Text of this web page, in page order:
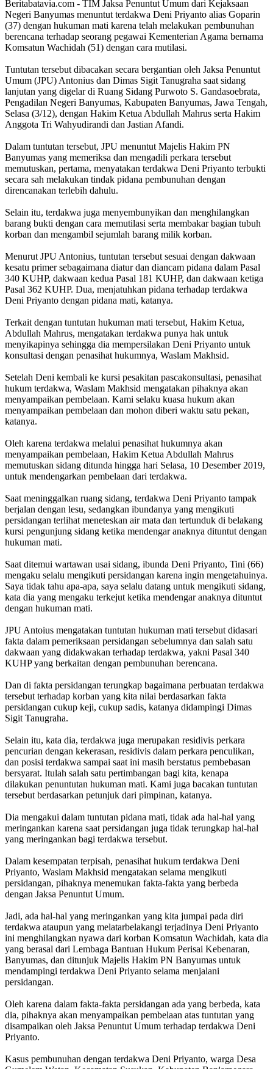
Beritabatavia.com - TIM Jaksa Penuntut Umum dari Kejaksaan
Negeri Banyumas menuntut terdakwa Deni Priyanto alias Goparin
(37) dengan hukuman mati karena telah melakukan pembunuhan
berencana terhadap seorang pegawai Kementerian Agama bernama
Komsatun Wachidah (51) dengan cara mutilasi.
Tuntutan tersebut dibacakan secara bergantian oleh Jaksa Penuntut
Umum (JPU) Antonius dan Dimas Sigit Tanugraha saat sidang
lanjutan yang digelar di Ruang Sidang Purwoto S. Gandasoebrata,
Pengadilan Negeri Banyumas, Kabupaten Banyumas, Jawa Tengah,
Selasa (3/12), dengan Hakim Ketua Abdullah Mahrus serta Hakim
Anggota Tri Wahyudirandi dan Jastian Afandi.
Dalam tuntutan tersebut, JPU menuntut Majelis Hakim PN
Banyumas yang memeriksa dan mengadili perkara tersebut
memutuskan, pertama, menyatakan terdakwa Deni Priyanto terbukti
secara sah melakukan tindak pidana pembunuhan dengan
direncanakan terlebih dahulu.
Selain itu, terdakwa juga menyembunyikan dan menghilangkan
barang bukti dengan cara memutilasi serta membakar bagian tubuh
korban dan mengambil sejumlah barang milik korban.
Menurut JPU Antonius, tuntutan tersebut sesuai dengan dakwaan
kesatu primer sebagaimana diatur dan diancam pidana dalam Pasal
340 KUHP, dakwaan kedua Pasal 181 KUHP, dan dakwaan ketiga
Pasal 362 KUHP. Dua, menjatuhkan pidana terhadap terdakwa
Deni Priyanto dengan pidana mati, katanya.
Terkait dengan tuntutan hukuman mati tersebut, Hakim Ketua,
Abdullah Mahrus, mengatakan terdakwa punya hak untuk
menyikapinya sehingga dia mempersilakan Deni Priyanto untuk
konsultasi dengan penasihat hukumnya, Waslam Makhsid.
Setelah Deni kembali ke kursi pesakitan pascakonsultasi, penasihat
hukum terdakwa, Waslam Makhsid mengatakan pihaknya akan
menyampaikan pembelaan. Kami selaku kuasa hukum akan
menyampaikan pembelaan dan mohon diberi waktu satu pekan,
katanya.
Oleh karena terdakwa melalui penasihat hukumnya akan
menyampaikan pembelaan, Hakim Ketua Abdullah Mahrus
memutuskan sidang ditunda hingga hari Selasa, 10 Desember 2019,
untuk mendengarkan pembelaan dari terdakwa.
Saat meninggalkan ruang sidang, terdakwa Deni Priyanto tampak
berjalan dengan lesu, sedangkan ibundanya yang mengikuti
persidangan terlihat meneteskan air mata dan tertunduk di belakang
kursi pengunjung sidang ketika mendengar anaknya dituntut dengan
hukuman mati.
Saat ditemui wartawan usai sidang, ibunda Deni Priyanto, Tini (66)
mengaku selalu mengikuti persidangan karena ingin mengetahuinya.
Saya tidak tahu apa-apa, saya selalu datang untuk mengikuti sidang,
kata dia yang mengaku terkejut ketika mendengar anaknya dituntut
dengan hukuman mati.
JPU Antoius mengatakan tuntutan hukuman mati tersebut didasari
fakta dalam pemeriksaan persidangan sebelumnya dan salah satu
dakwaan yang didakwakan terhadap terdakwa, yakni Pasal 340
KUHP yang berkaitan dengan pembunuhan berencana.
Dan di fakta persidangan terungkap bagaimana perbuatan terdakwa
tersebut terhadap korban yang kita nilai berdasarkan fakta
persidangan cukup keji, cukup sadis, katanya didampingi Dimas
Sigit Tanugraha.
Selain itu, kata dia, terdakwa juga merupakan residivis perkara
pencurian dengan kekerasan, residivis dalam perkara penculikan,
dan posisi terdakwa sampai saat ini masih berstatus pembebasan
bersyarat. Itulah salah satu pertimbangan bagi kita, kenapa
dilakukan penuntutan hukuman mati. Kami juga bacakan tuntutan
tersebut berdasarkan petunjuk dari pimpinan, katanya.
Dia mengakui dalam tuntutan pidana mati, tidak ada hal-hal yang
meringankan karena saat persidangan juga tidak terungkap hal-hal
yang meringankan bagi terdakwa tersebut.
Dalam kesempatan terpisah, penasihat hukum terdakwa Deni
Priyanto, Waslam Makhsid mengatakan selama mengikuti
persidangan, pihaknya menemukan fakta-fakta yang berbeda
dengan Jaksa Penuntut Umum.
Jadi, ada hal-hal yang meringankan yang kita jumpai pada diri
terdakwa ataupun yang melatarbelakangi terjadinya Deni Priyanto
ini menghilangkan nyawa dari korban Komsatun Wachidah, kata dia
yang berasal dari Lembaga Bantuan Hukum Perisai Kebenaran,
Banyumas, dan ditunjuk Majelis Hakim PN Banyumas untuk
mendampingi terdakwa Deni Priyanto selama menjalani
persidangan.
Oleh karena dalam fakta-fakta persidangan ada yang berbeda, kata
dia, pihaknya akan menyampaikan pembelaan atas tuntutan yang
disampaikan oleh Jaksa Penuntut Umum terhadap terdakwa Deni
Priyanto.
Kasus pembunuhan dengan terdakwa Deni Priyanto, warga Desa